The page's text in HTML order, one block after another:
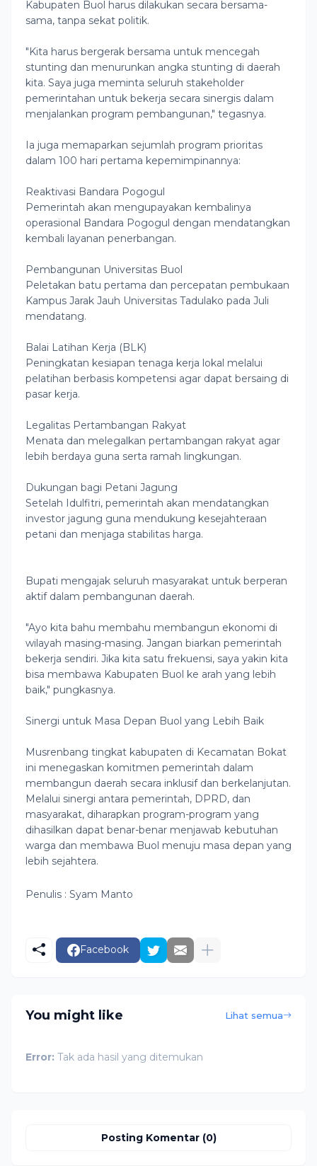
Kabupaten Buol harus dilakukan secara bersama-
sama, tanpa sekat politik.
"Kita harus bergerak bersama untuk mencegah
stunting dan menurunkan angka stunting di daerah
kita. Saya juga meminta seluruh stakeholder
pemerintahan untuk bekerja secara sinergis dalam
menjalankan program pembangunan," tegasnya.
Ia juga memaparkan sejumlah program prioritas
dalam 100 hari pertama kepemimpinannya:
Reaktivasi Bandara Pogogul
Pemerintah akan mengupayakan kembalinya
operasional Bandara Pogogul dengan mendatangkan
kembali layanan penerbangan.
Pembangunan Universitas Buol
Peletakan batu pertama dan percepatan pembukaan
Kampus Jarak Jauh Universitas Tadulako pada Juli
mendatang.
Balai Latihan Kerja (BLK)
Peningkatan kesiapan tenaga kerja lokal melalui
pelatihan berbasis kompetensi agar dapat bersaing di
pasar kerja.
Legalitas Pertambangan Rakyat
Menata dan melegalkan pertambangan rakyat agar
lebih berdaya guna serta ramah lingkungan.
Dukungan bagi Petani Jagung
Setelah Idulfitri, pemerintah akan mendatangkan
investor jagung guna mendukung kesejahteraan
petani dan menjaga stabilitas harga.
Bupati mengajak seluruh masyarakat untuk berperan
aktif dalam pembangunan daerah.
"Ayo kita bahu membahu membangun ekonomi di
wilayah masing-masing. Jangan biarkan pemerintah
bekerja sendiri. Jika kita satu frekuensi, saya yakin kita
bisa membawa Kabupaten Buol ke arah yang lebih
baik," pungkasnya.
Sinergi untuk Masa Depan Buol yang Lebih Baik
Musrenbang tingkat kabupaten di Kecamatan Bokat
ini menegaskan komitmen pemerintah dalam
membangun daerah secara inklusif dan berkelanjutan.
Melalui sinergi antara pemerintah, DPRD, dan
masyarakat, diharapkan program-program yang
dihasilkan dapat benar-benar menjawab kebutuhan
warga dan membawa Buol menuju masa depan yang
lebih sejahtera.
Penulis : Syam Manto
Facebook
You might like Lihat semua
Error: Tak ada hasil yang ditemukan
Posting Komentar (0)